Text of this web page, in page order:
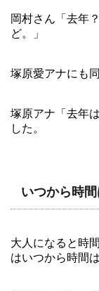
岡村さん「去年
ど。」
塚原愛アナにも
塚原アナ「去年
した。
いつから時
大人になると時
はいつから時間